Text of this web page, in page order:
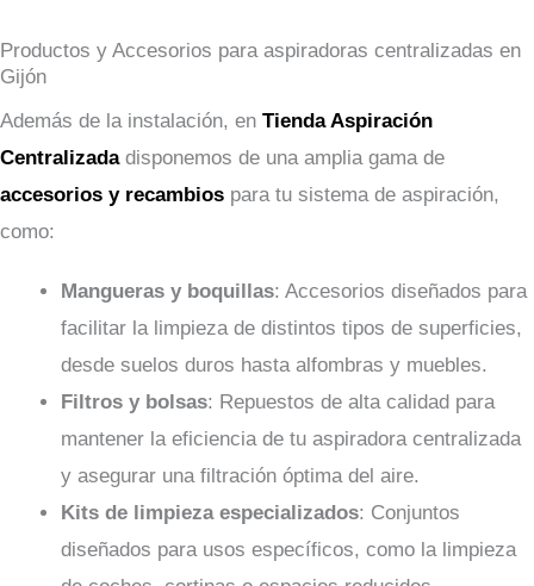
Productos y Accesorios para aspiradoras centralizadas en
Gijón
Además de la instalación, en Tienda Aspiración
Centralizadadisponemos de una amplia gama de
accesorios y recambios para tu sistema de aspiración,
como:
Mangueras y boquillas: Accesorios diseñados para
facilitar la limpieza de distintos tipos de superficies,
desde suelos duros hasta alfombras y muebles.
Filtros y bolsas: Repuestos de alta calidad para
mantener la eficiencia de tu aspiradora centralizada
y asegurar una filtración óptima del aire.
Kits de limpieza especializados: Conjuntos
diseñados para usos específicos, como la limpieza